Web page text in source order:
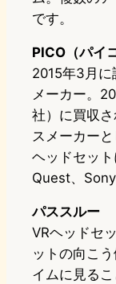
です。
PICO（パイコ
2015年3月に
メーカー。
社）に買収
スメーカー
ヘッドセッ
Quest、Sony
パススルー
VRヘッドセ
ットの向こ
イムに見る